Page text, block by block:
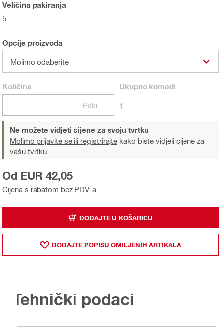
Veličina pakiranja
5
Opcije proizvoda
Molimo odaberite
Količina Ukupnokomadi
1
Ne možete vidjeti cijene za svoju tvrtku
Molimo prijavite se ili registrirajte kako biste vidjeli cijene za
vašu tvrtku.
Cijena s rabatom bez PDV-a
Od EUR 42,05
DODAJTE U KOŠARICU
DODAJTE POPISU OMILJENIH ARTIKALA
Tehnički podaci